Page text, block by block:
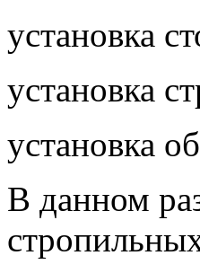
установка
установка
установка
В данном